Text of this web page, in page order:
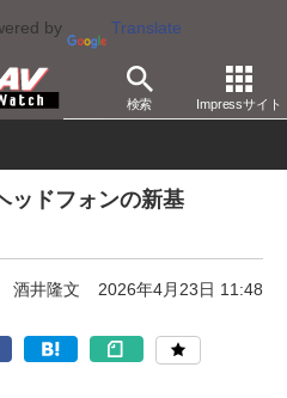
by Translate
検索 Impressサイト
その他
ッドフォンの新基
酒井隆文 2026年4月23日 11:48